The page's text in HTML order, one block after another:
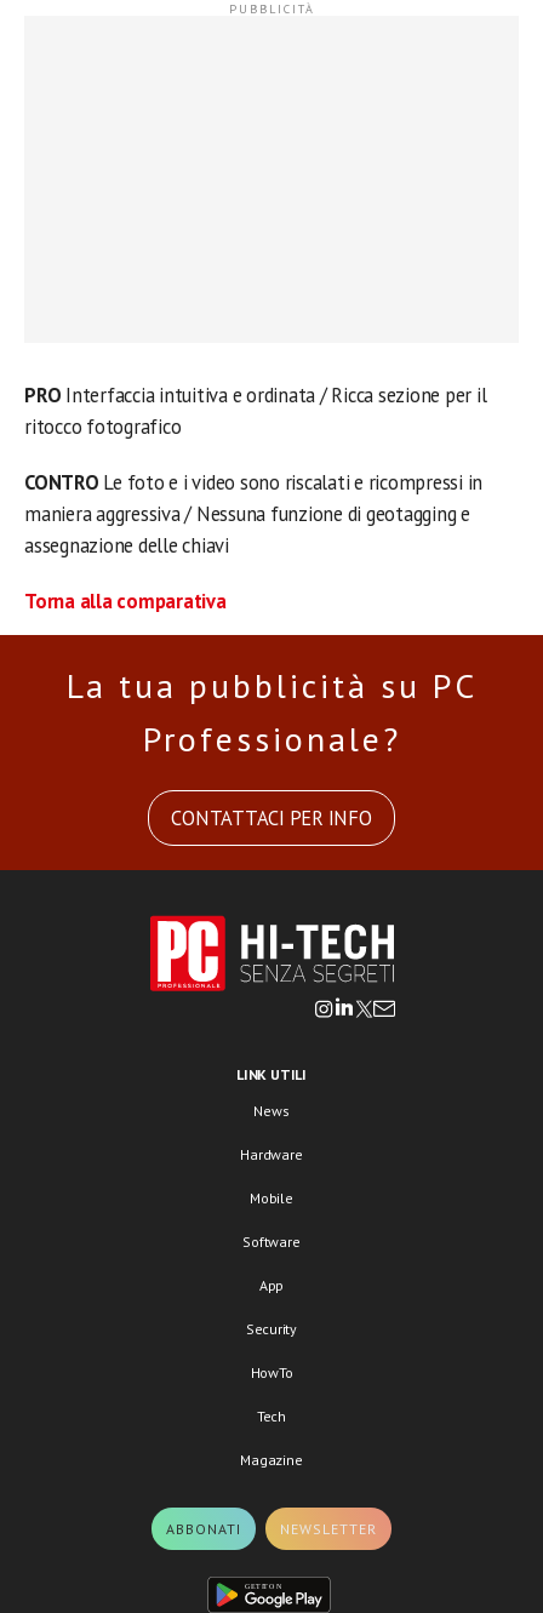
PRO Interfaccia intuitiva e ordinata / Ricca sezione per il
ritocco fotografico
CONTRO Le foto e i video sono riscalati e ricompressi in
maniera aggressiva / Nessuna funzione di geotagging e
assegnazione delle chiavi
Torna alla comparativa
La tua pubblicità su PC
Professionale?
CONTATTACI PER INFO
LINK UTILI
News
Hardware
Mobile
Software
App
Security
HowTo
Tech
Magazine
ABBONATI NEWSLETTER